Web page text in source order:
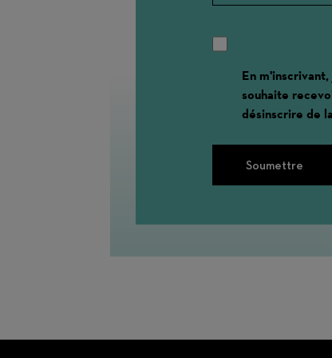
En
souhaite
désinscrire de
Soumettre